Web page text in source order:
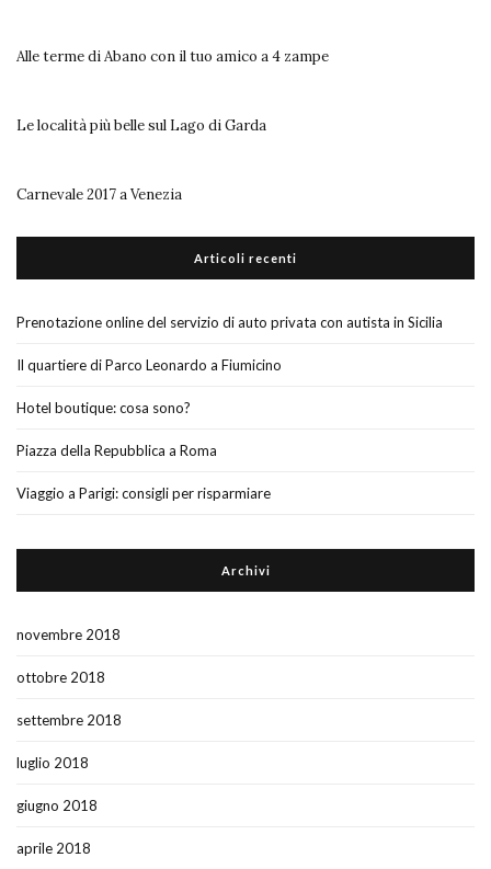
Alle terme di Abano con il tuo amico a 4 zampe
Le località più belle sul Lago di Garda
Carnevale 2017 a Venezia
Articoli recenti
Prenotazione online del servizio di auto privata con autista in Sicilia
Il quartiere di Parco Leonardo a Fiumicino
Hotel boutique: cosa sono?
Piazza della Repubblica a Roma
Viaggio a Parigi: consigli per risparmiare
Archivi
novembre 2018
ottobre 2018
settembre 2018
luglio 2018
giugno 2018
aprile 2018